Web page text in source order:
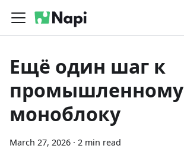
Ещё один шаг к
промышленному
моноблоку
March 27, 2026 · 2 min read